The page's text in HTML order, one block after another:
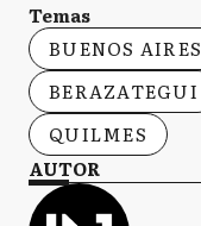
Temas
BUENOS AIRES
BERAZATEGUI
QUILMES
AUTOR